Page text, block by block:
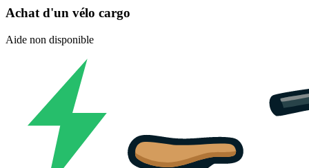
Achat d'un vélo cargo
Aide non disponible